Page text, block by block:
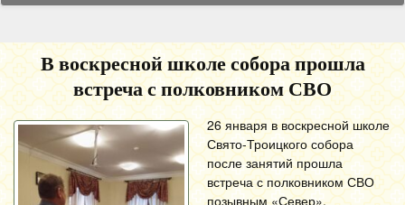
В воскресной школе собора прошла
встреча с полковником СВО
26 января в воскресной школе
Свято-Троицкого собора
после занятий прошла
встреча с полковником СВО
позывным «Север».